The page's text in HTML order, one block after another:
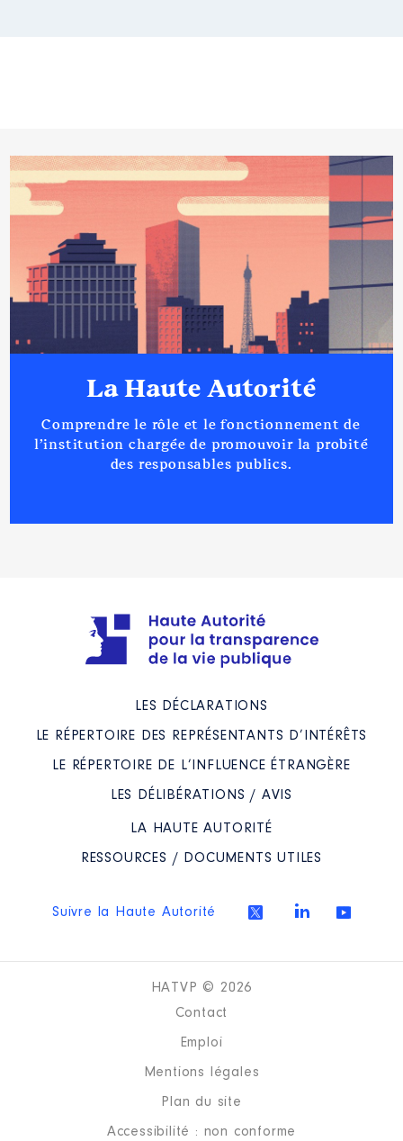
La Haute Autorité
Comprendre le rôle et le fonctionnement de
l’institution chargée de promouvoir la probité
des responsables publics.
LES DÉCLARATIONS
LE RÉPERTOIRE DES REPRÉSENTANTS D’INTÉRÊTS
LE RÉPERTOIRE DE L’INFLUENCE ÉTRANGÈRE
LES DÉLIBÉRATIONS / AVIS
LA HAUTE AUTORITÉ
RESSOURCES / DOCUMENTS UTILES
Suivre la Haute Autorité
HATVP © 2026
Contact
Emploi
Mentions légales
Plan du site
Accessibilité : non conforme